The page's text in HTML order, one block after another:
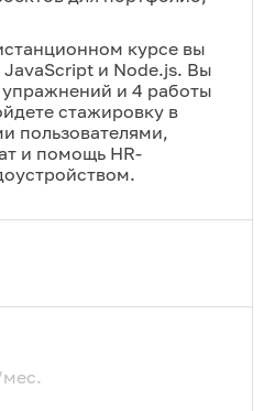
курсе вы
JavaScript и Node.js. Вы
упражнений и 4 работы
стажировку в
пользователями,
и помощь HR-